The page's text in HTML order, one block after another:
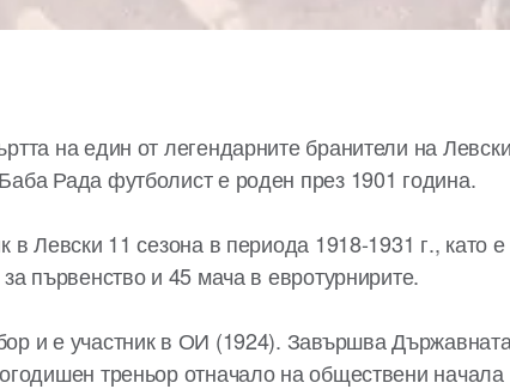
на един от легендарните бранители на
Рада футболист е роден през 1901 година.
в Левски 11 сезона в периода 1918-1931 г., като е
първенство и 45 мача в евротурнирите.
и е участник в ОИ (1924). Завършва Държавната
треньор отначало на обществени начала